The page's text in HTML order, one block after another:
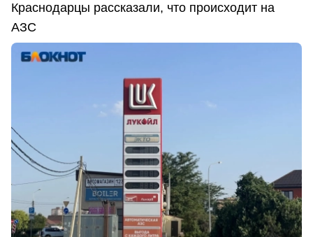
Краснодарцы рассказали, что происходит на
АЗС